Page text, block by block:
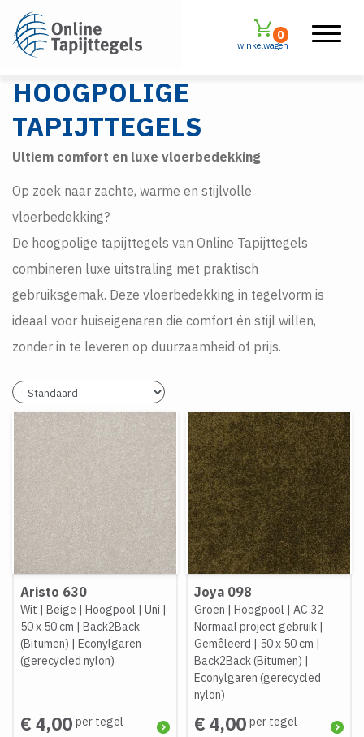
winkelwagen
0
HOOGPOLIGE
TAPIJTTEGELS
Ultiem comfort en luxe vloerbedekking
Op zoek naar zachte, warme en stijlvolle
vloerbedekking?
De hoogpolige tapijttegels van Online Tapijttegels
combineren luxe uitstraling met praktisch
gebruiksgemak. Deze vloerbedekking in tegelvorm is
ideaal voor huiseigenaren die comfort én stijl willen,
zonder in te leveren op duurzaamheid of prijs.
Aristo 630
Wit | Beige | Hoogpool | Uni |
50 x 50 cm | Back2Back
(Bitumen) | Econylgaren
(gerecycled nylon)
€ 4,00 per tegel
Joya 098
Groen | Hoogpool | AC 32
Normaal project gebruik |
Gemêleerd | 50 x 50 cm |
Back2Back (Bitumen) |
Econylgaren (gerecycled
nylon)
€ 4,00 per tegel